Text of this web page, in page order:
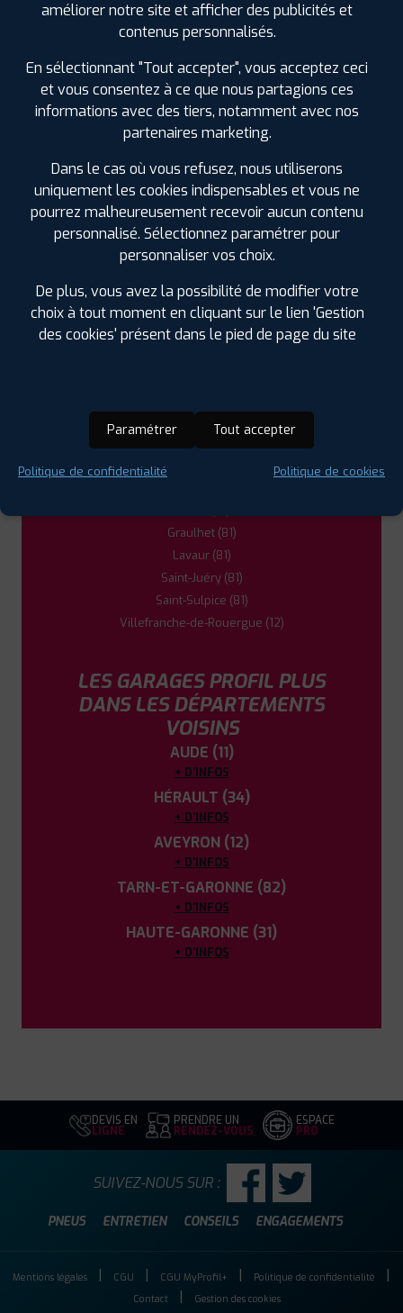
PROFIL PLUSGAILLAC
124 AV. SAINT EXUPERY81600 GAILLAC
PROFIL PLUSCASTRES
0563626464
HORAIRES | +D'INFOS
Bruguière (81)
Graulhet (81)
Lavaur (81)
Saint-Juéry (81)
Saint-Sulpice (81)
Villefranche-de-Rouergue (12)
LES GARAGES PROFIL PLUS
DANS LES DÉPARTEMENTS
VOISINS
AUDE (11)
+ D'INFOS
HÉRAULT (34)
+ D'INFOS
AVEYRON (12)
+ D'INFOS
TARN-ET-GARONNE (82)
+ D'INFOS
HAUTE-GARONNE (31)
+ D'INFOS
DEVIS EN
LIGNE
PRENDRE UN
RENDEZ-VOUS
ESPACE
PRO
PNEUS ENTRETIEN CONSEILS ENGAGEMENTS
SUIVEZ-NOUS SUR :
Mentions légales CGU CGU MyProfil+
Politique de confidentialité
Contact
Gestion des cookies
améliorer notre site et afficher des publicités et
contenus personnalisés.
En sélectionnant "Tout accepter", vous acceptez ceci
et vous consentez à ce que nous partagions ces
informations avec des tiers, notamment avec nos
partenaires marketing.
Dans le cas où vous refusez, nous utiliserons
uniquement les cookies indispensables et vous ne
pourrez malheureusement recevoir aucun contenu
personnalisé. Sélectionnez paramétrer pour
personnaliser vos choix.
De plus, vous avez la possibilité de modifier votre
choix à tout moment en cliquant sur le lien 'Gestion
des cookies' présent dans le pied de page du site
Paramétrer Tout accepter
Politique de confidentialité Politique de cookies